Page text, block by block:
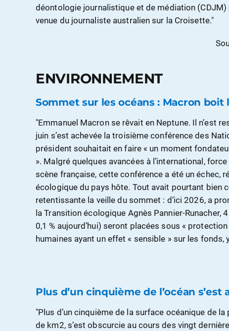
déontologie journalistique et de médiation (CDJM)
venue du journaliste australien sur la Croisette."
ENVIRONNEMENT
Sommet sur les océans : Macron boit
"Emmanuel Macron se rêvait en Neptune. Il n’est
juin s’est achevée la troisième conférence des
président souhaitait en faire « un moment
». Malgré quelques avancées à l’international,
scène française, cette conférence a été un échec,
écologique du pays hôte. Tout avait pourtant bien
retentissante la veille du sommet : d’ici 2026, a
la Transition écologique Agnès Pannier-Runacher,
0,1 % aujourd’hui) seront placées sous «
humaines ayant un effet « sensible » sur les
Plus d’un cinquième de l’océan s’est
"Plus d’un cinquième de la surface océanique de
de km2, s’est obscurcie au cours des vingt